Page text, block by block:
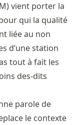
vient porter la
qui la qualité
liée au non
d’une station
tout à fait les
des-dits
parole de
le contexte